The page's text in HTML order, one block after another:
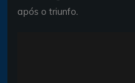
após o triunfo.